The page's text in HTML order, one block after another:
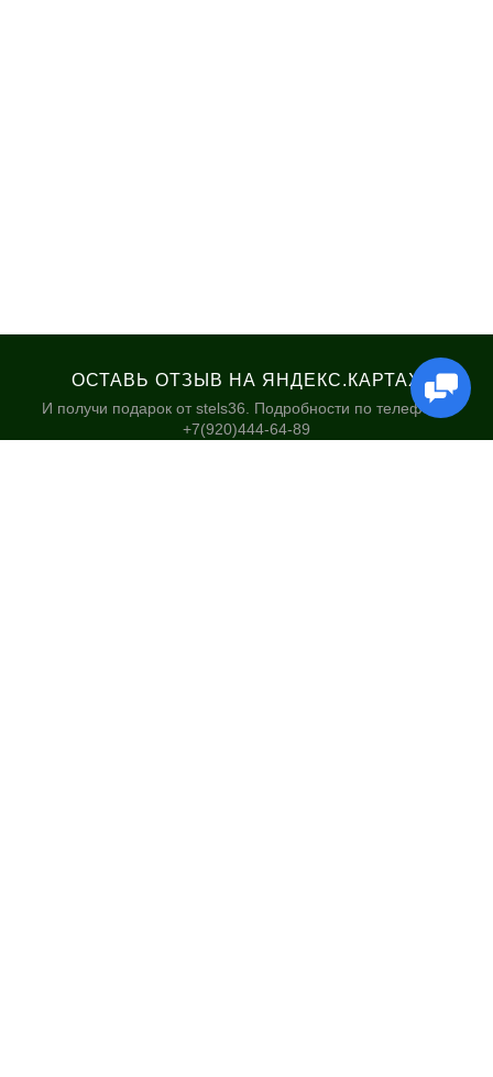
ОСТАВЬ ОТЗЫВ НА ЯНДЕКС.КАРТАХ
И получи подарок от stels36. Подробности по телефону:
+7(920)444-64-89